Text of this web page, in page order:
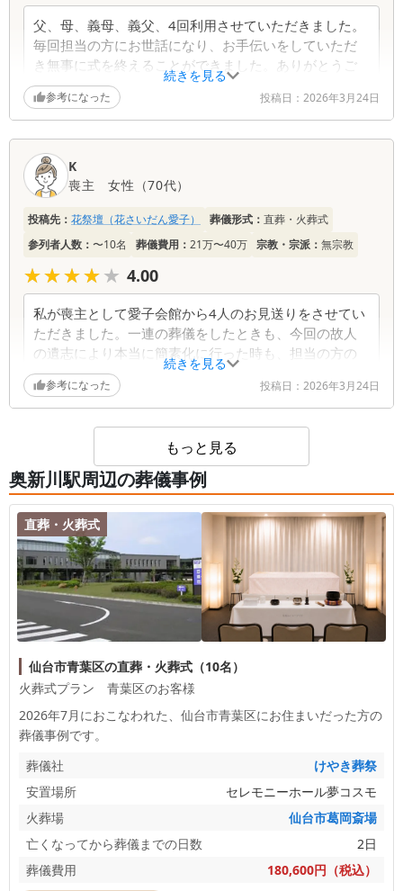
続きを見る
父、母、義母、義父、4回利用させていただきました。
毎回担当の方にお世話になり、お手伝いをしていただ
き無事に式を終えることができました。ありがとうご
ざいました。
ありがとうございます。 これまで大切なご家族様
こと、心より感謝申し上げます。今後とも何かお力
になれることがございましたら、どうぞ遠慮なくお
声がけください。 改めまして、このたびは誠にあ
りがとうございました。
参考になった 投稿日： 2026年3月24日
続きを見る
K
喪主
女性 （70代）
投稿先： 花祭壇（花さいだん愛子） 葬儀形式： 直葬・火葬式
参列者人数： 〜10名 葬儀費用： 21万〜40万 宗教・宗派： 無宗教
★★★★★
★★★★★ 4.00
私が喪主として愛子会館から4人のお見送りをさせてい
ただきました。一連の葬儀をしたときも、今回の故人
の遺志により本当に簡素化に行った時も、担当の方の
心のこもった対応に感謝しかありません。最後のお別
れのお花もありがとうございました。
葬儀社からの返信コメント
このたびは温かいなお言葉をいただき、誠にありが
とうございます。 これまで幾度にもわたり大切な
お見送りをお任せいただき、また今回も故人様のご
遺志に沿ったかたちでお手伝いできましたこと、心
より光栄に存じます。ささやかではございますが、
最後のお花もお心に添うことができておりましたら
幸いです。 改めまして、このたびは誠にありがと
うございました。
参考になった 投稿日： 2026年3月24日
もっと見る
奥新川駅周辺の葬儀事例
直葬・火葬式
仙台市青葉区の直葬・火葬式（10名）
火葬式プラン 青葉区のお客様
2026年7月におこなわれた、 仙台市青葉区にお住まいだった方の
葬儀事例です。
葬儀社
けやき葬祭
安置場所
セレモニーホール夢コスモ
火葬場
仙台市葛岡斎場
亡くなってから葬儀までの日数
2日
葬儀費用
180,600円（税込）